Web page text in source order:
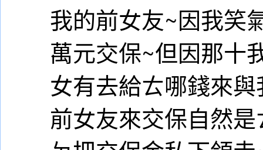
我的前女友~因我笑
萬元交保~但因那十
女有去給ㄊ哪錢來
前女友來交保自然